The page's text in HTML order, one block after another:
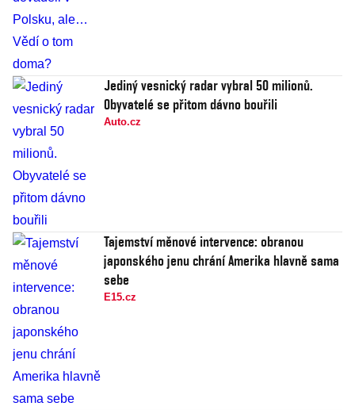
Jediný vesnický radar vybral 50 milionů.
Obyvatelé se přitom dávno bouřili
Auto.cz
Tajemství měnové intervence: obranou
japonského jenu chrání Amerika hlavně sama
sebe
E15.cz